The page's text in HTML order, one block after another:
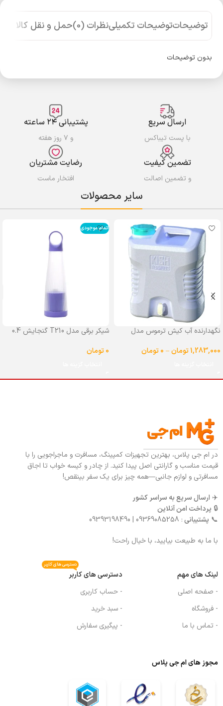
توضیحاتتوضیحات تکمیلینظرات (0) حمل و نقل کالا
بدون توضیحات
ارسال سریع
با پست تیباکس
پشتیبانی ۲۴ ساعته
و ۷ روز هفته
تضمین کیفیت
و تضمین اصالت
رضایت مشتریان
افتخار ماست
سایر محصولات
نگهدارنده آب کیش ترموس مدل
1,283,000تومان–
0تومان
اتمام موجودی
شیکر برقی مدل T210 گنجایش 0.4
0تومان
در ام جی پلاس، بهترین تجهیزات کمپینگ، مسافرت و ماجراجویی را با
قیمت مناسب و گارانتی اصل پیدا کنید. از چادر و کیسه خواب تا اجاق
مسافرتی و لوازم جانبی—همه چیز برای یک سفر بینقص!
✈️ ارسال سریع به سراسر کشور
🔒 پرداخت امن آنلاین
📞 پشتیبانی: 09369085258 | 09393198490
با ما به طبیعت بیایید، با خیال راحت!
لینک های مهم
- صفحه اصلی
- فروشگاه
- تماس با ما
دسترسی های کاربر
دسترسی های کاربر
- حساب کاربری
- سبد خرید
- پیگیری سفارش
مجوز های ام جی پلاس